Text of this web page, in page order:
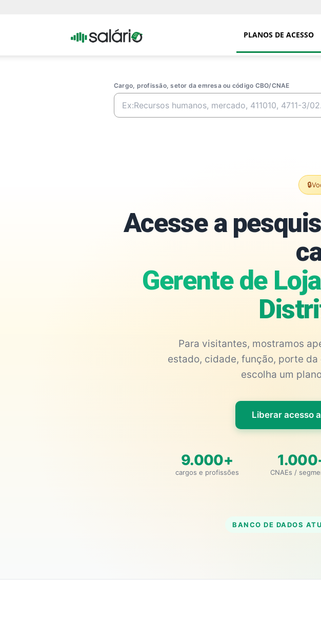
Portal PLANOS DE ACESSO
Cargo, profissão, setor da emresa ou código CBO/CNAE
🔒
Acesse a
Gerente de
Para visitantes, mostramos
estado, cidade, função, porte da
escolha um
Liberar acesso
9.000+
cargos e profissões CNAEs /
BANCO DE DADOS